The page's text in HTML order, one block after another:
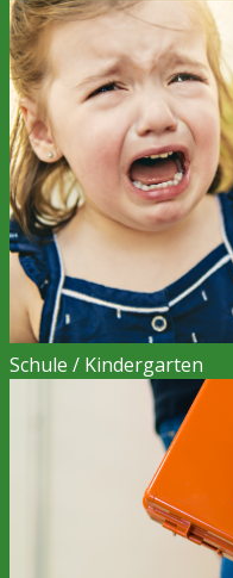
Schule / Kindergarten